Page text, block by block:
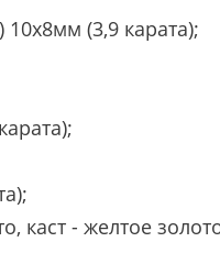
10х8мм (3,9 карата);
каст - желтое